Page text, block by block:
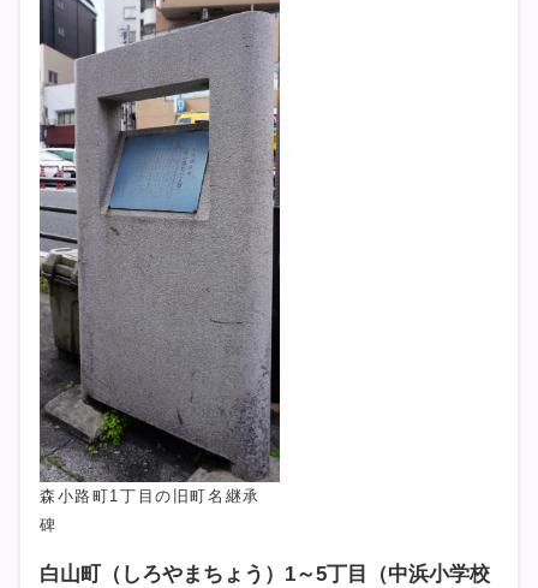
森小路町1丁目の旧町名継承
碑
白山町（しろやまちょう）1～5丁目（中浜小学校